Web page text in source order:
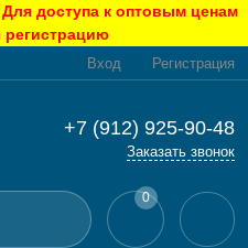
доступа к оптовым ценам
регистрацию
Вход Регистрация
+7 (912) 925-90-48
Заказать звонок
0